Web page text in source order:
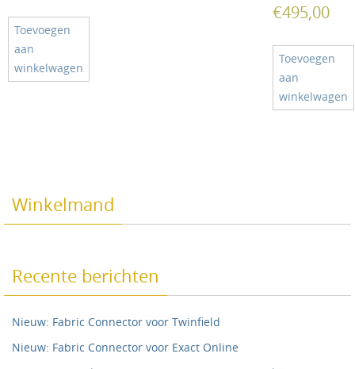
Toevoegen
aan
winkelwagen
€495,00
Toevoegen
aan
winkelwagen
Winkelmand
Recente berichten
Nieuw: Fabric Connector voor Twinfield
Nieuw: Fabric Connector voor Exact Online